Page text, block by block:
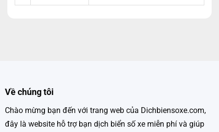
Về chúng tôi
Chào mừng bạn đến với trang web của Dichbiensoxe.com,
đây là website hỗ trợ bạn dịch biển số xe miễn phí và giúp